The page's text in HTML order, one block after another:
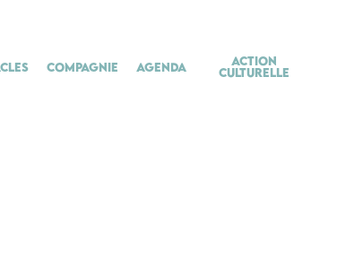
Compagnie Agenda
Action
culturelle